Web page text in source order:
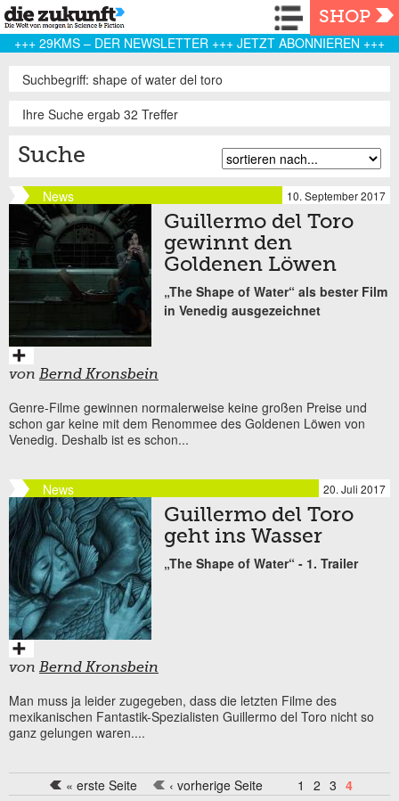
Navigation
SHOP
+++ 29KMS – DER NEWSLETTER +++ JETZT ABONNIEREN +++
Suchbegriff: shape of water del toro
Ihre Suche ergab 32 Treffer
Suche
News 10. September 2017
Guillermo del Toro
gewinnt den
Goldenen Löwen
„The Shape of Water“ als bester Film
in Venedig ausgezeichnet
von Bernd Kronsbein
Genre-Filme gewinnen normalerweise keine großen Preise und
schon gar keine mit dem Renommee des Goldenen Löwen von
Venedig. Deshalb ist es schon...
News 20. Juli 2017
Guillermo del Toro
geht ins Wasser
„The Shape of Water“ - 1. Trailer
von Bernd Kronsbein
Man muss ja leider zugegeben, dass die letzten Filme des
mexikanischen Fantastik-Spezialisten Guillermo del Toro nicht so
ganz gelungen waren....
Seiten« erste Seite ‹ vorherige Seite 1 2 3 4